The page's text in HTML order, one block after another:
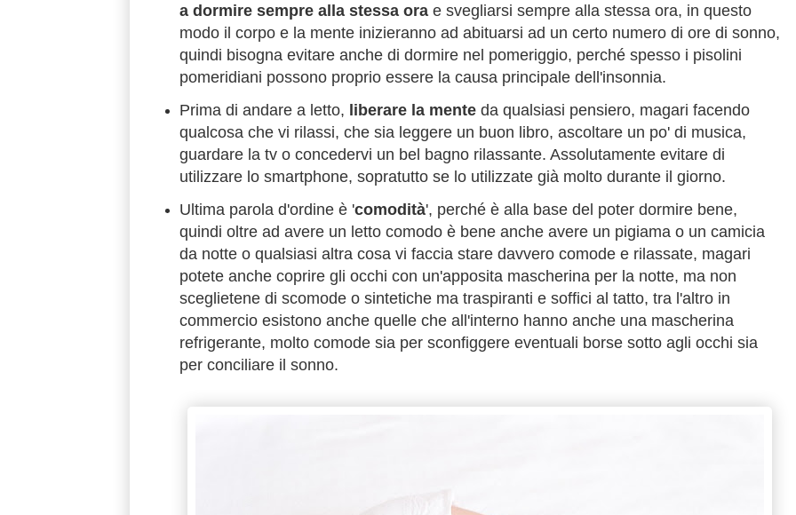
a dormire sempre alla stessa orae svegliarsi sempre alla stessa ora, in questo
modoil corpo e la mente inizieranno ad abituarsi ad un certo numero di ore di sonno,
quindi bisogna evitare anche di dormire nel pomeriggio, perché spesso i pisolini
pomeridiani possono proprio essere la causa principale dell'insonnia.
Prima di andare a letto, liberare la menteda qualsiasi pensiero, magari facendo
qualcosa che vi rilassi, che sia leggere un buon libro, ascoltare un po' di musica,
guardare la tv o concedervi un bel bagno rilassante. Assolutamente evitare di
utilizzare lo smartphone, sopratutto se lo utilizzate già molto durante il giorno.
Ultima parola d'ordine è 'comodità', perché è alla base del poter dormire bene,
quindi oltre ad avere un letto comodo è bene anche avere un pigiama o un camicia
da notte o qualsiasi altra cosa vi faccia stare davvero comode e rilassate, magari
potete anche coprire gli occhi con un'apposita mascherina per la notte, ma non
sceglietene di scomode o sintetiche ma traspiranti e soffici al tatto, tra l'altro in
commercio esistono anche quelle che all'interno hanno anche una mascherina
refrigerante, molto comode sia per sconfiggere eventuali borse sotto agli occhi sia
per conciliare il sonno.